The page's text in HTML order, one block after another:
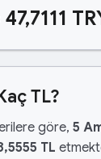
TL?
göre, 5
TL